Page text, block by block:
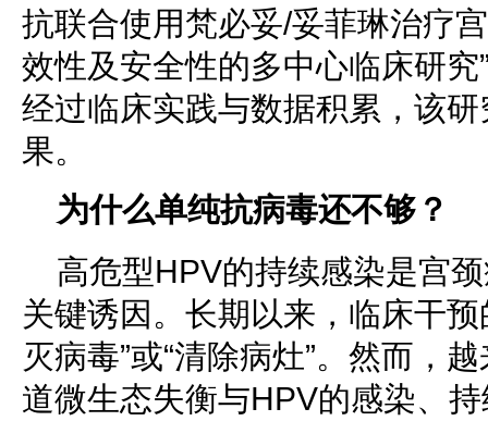
抗联合使用梵必妥/妥菲琳治疗
效性及安全性的多中心临床研
经过临床实践与数据积累，该
果。
为什么单纯抗病毒还不够？
高危型HPV的持续感染是宫
关键诱因。长期以来，临床干
灭病毒”或“清除病灶”。然而，
道微生态失衡与HPV的感染、